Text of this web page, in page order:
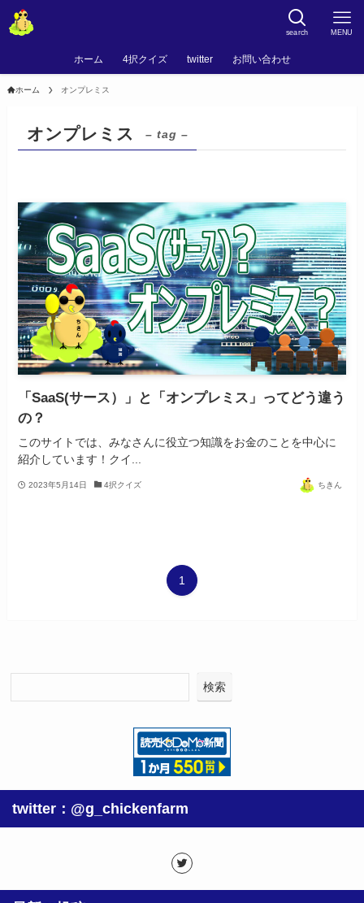
search MENU
ホーム 4択クイズ twitter お問い合わせ
ホーム オンプレミス
オンプレミス – tag –
「SaaS(サース）」と「オンプレミス」ってどう違う
の？
このサイトでは、みなさんに役立つ知識をお金のことを中心に
紹介しています！クイ...
2023年5月14日 4択クイズ ちきん
1
検索
twitter：@g_chickenfarm